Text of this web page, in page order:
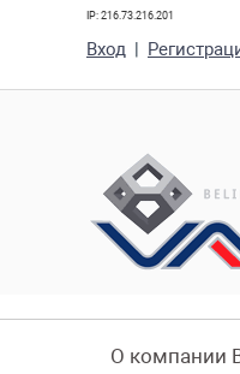
IP: 216.73.216.201
Вход |
О компании